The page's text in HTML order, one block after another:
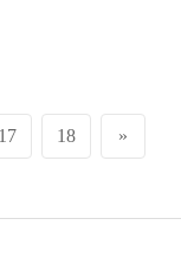
17 18 »